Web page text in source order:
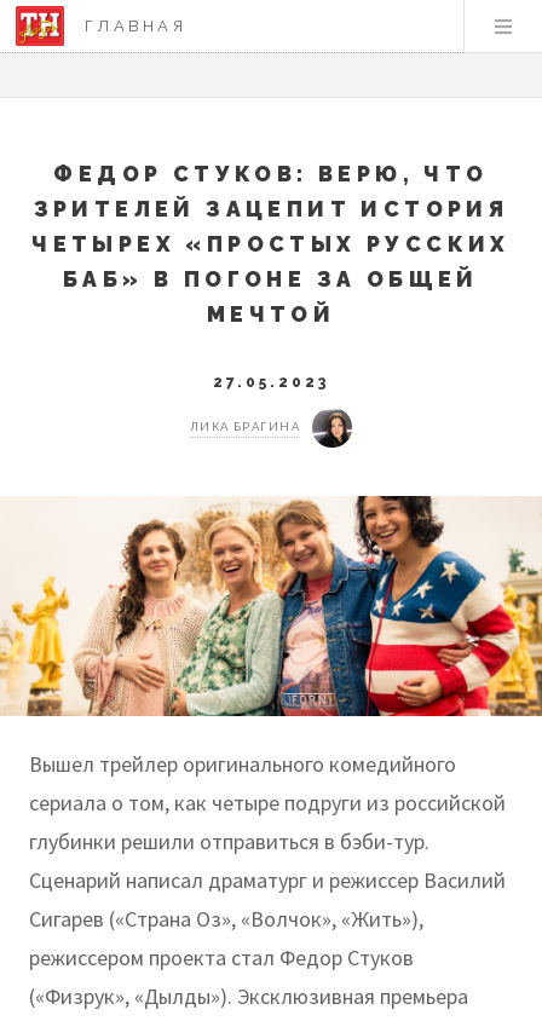
ГЛАВНАЯ
ФЕДОР СТУКОВ: ВЕРЮ, ЧТО
ЗРИТЕЛЕЙ ЗАЦЕПИТ ИСТОРИЯ
ЧЕТЫРЕХ «ПРОСТЫХ РУССКИХ
БАБ» В ПОГОНЕ ЗА ОБЩЕЙ
МЕЧТОЙ
27.05.2023
ЛИКА БРАГИНА
Вышел трейлер оригинального комедийного
сериала о том, как четыре подруги из российской
глубинки решили отправиться в бэби-тур.
Сценарий написал драматург и режиссер Василий
Сигарев («Страна Оз», «Волчок», «Жить»),
режиссером проекта стал Федор Стуков
(«Физрук», «Дылды»). Эксклюзивная премьера